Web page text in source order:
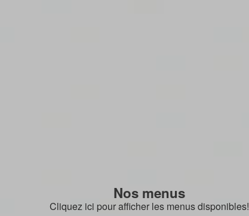
Nos menus
Cliquez ici pour afficher les menus disponibles!